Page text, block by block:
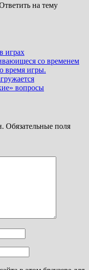
играх
со временем
время игры.
вопросы
Обязательные поля